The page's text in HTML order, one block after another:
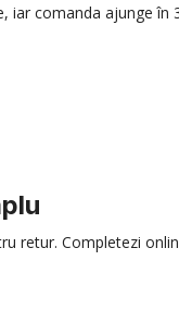
iar comanda ajunge în
retur. Completezi